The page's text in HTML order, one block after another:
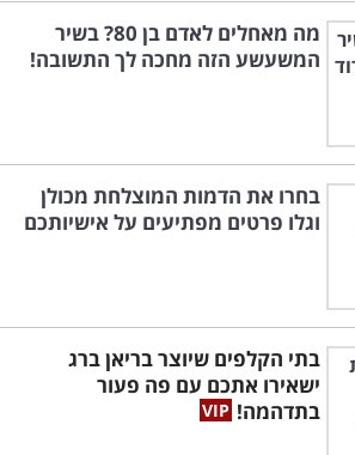
מה מאחלים לאדם בן 80? בשיר
המשעשע הזה מחכה לך התשובה!
בחרו את הדמות המוצלחת מכולן
וגלו פרטים מפתיעים על אישיותכם
בתי הקלפים שיוצר בריאן ברג
ישאירו אתכם עם פה פעור
בתדהמה!